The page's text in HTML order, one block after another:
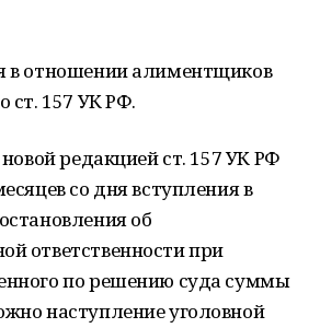
в отношении алиментщиков
ст. 157 УК РФ.
новой редакцией ст. 157 УК РФ
со дня вступления в
об
ответственности при
по решению суда суммы
наступление уголовной